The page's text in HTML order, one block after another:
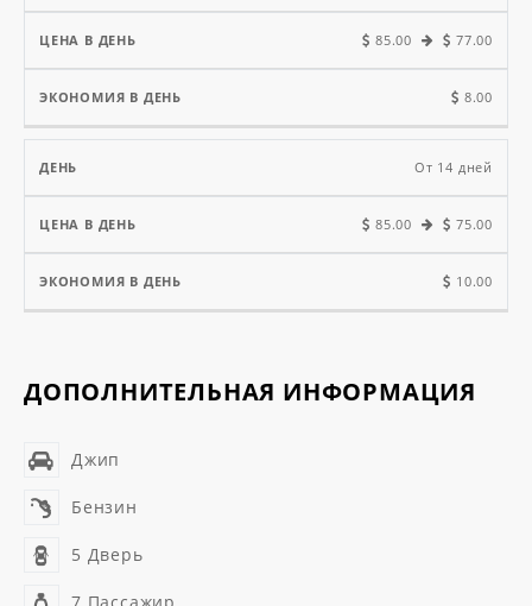
85.00 77.00
8.00
От 14 дней
85.00 75.00
10.00
ДОПОЛНИТЕЛЬНАЯ ИНФОРМАЦИЯ
Джип
Бензин
5 Дверь